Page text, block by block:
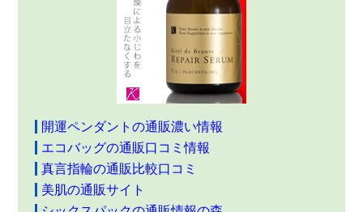
開運ペンダントの通販濃い情報
エコバッグの通販口コミ情報
真言指輪の通販比較口コミ
美肌の通販サイト